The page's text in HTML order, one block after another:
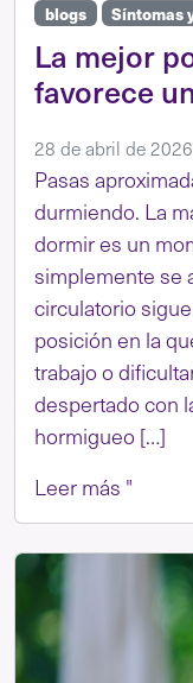
blogs Síntomas
La mejor
favorece
28 de abril de 2026
Pasas
durmiendo. La
dormir es un
simplemente se
circulatorio
posición en la
trabajo o
despertado con
hormigueo […]
Leer más "